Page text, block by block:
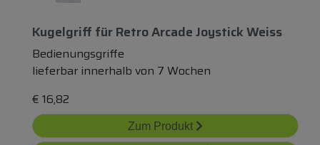
Kugelgriff fürRetro Arcade Joystick Weiss
Bedienungsgriffe
lieferbar innerhalb von 7 Wochen
€ 16,82
Zum Produkt